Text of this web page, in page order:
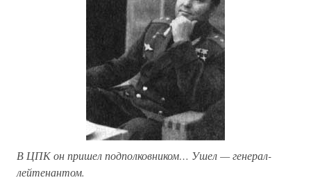
В ЦПК он пришел подполковником… Ушел — генерал-
лейтенантом.